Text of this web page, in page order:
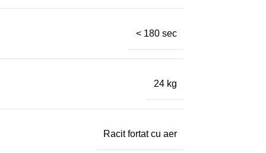
< 180 sec
24 kg
Racit fortat cu aer